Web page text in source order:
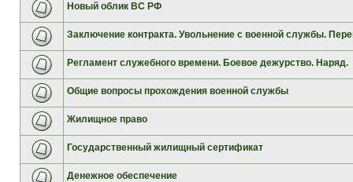
Новый облик ВС РФ
Заключение контракта. Увольнение с военной службы.
Регламент служебного времени. Боевое дежурство. Наряд.
Общие вопросы прохождения военной службы
Жилищное право
Государственный жилищный сертификат
Денежное обеспечение